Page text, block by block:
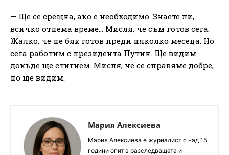
— Ще се срещна, ако е необходимо. Знаете ли,
всичко отнема време… Мисля, че съм готов сега.
Жалко, че не бях готов преди няколко месеца. Но
сега работим с президента Путин. Ще видим
докъде ще стигнем. Мисля, че се справяме добре,
но ще видим.
Мария Алексиева
Мария Алексиева е журналист с над 15
години опит в разследващата и